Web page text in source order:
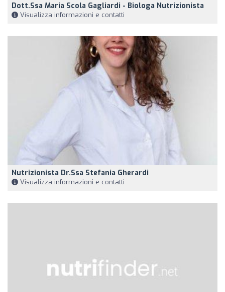
Dott.Ssa Maria Scola Gagliardi - Biologa Nutrizionista
Visualizza informazioni e contatti
Nutrizionista Dr.ssa Stefania Gherardi
Visualizza informazioni e contatti